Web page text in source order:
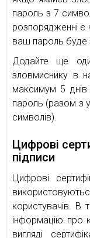
пароль з 7
розпорядженні є
ваш пароль буде
Додайте ще
зловмиснику в
максимум 5
пароль (разом з
символів).
Цифрові
підписи
Цифрові
користувачів. В
інформацію про
вигляді